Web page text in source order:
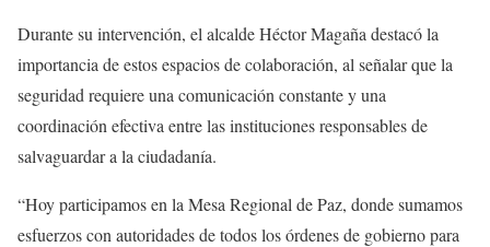
Durante su intervención, el alcalde Héctor Magaña destacó la
importancia de estos espacios de colaboración, al señalar que la
seguridad requiere una comunicación constante y una
coordinación efectiva entre las instituciones responsables de
salvaguardar a la ciudadanía.
“Hoy participamos en la Mesa Regional de Paz, donde sumamos
esfuerzos con autoridades de todos los órdenes de gobierno para